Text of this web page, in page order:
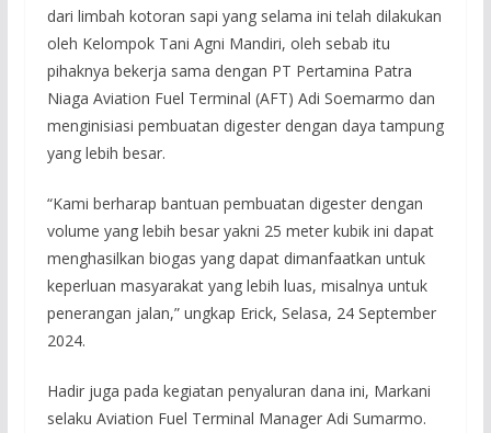
dari limbah kotoran sapi yang selama ini telah dilakukan
oleh Kelompok Tani Agni Mandiri, oleh sebab itu
pihaknya bekerja sama dengan PT Pertamina Patra
Niaga Aviation Fuel Terminal (AFT) Adi Soemarmo dan
menginisiasi pembuatan digester dengan daya tampung
yang lebih besar.
“Kami berharap bantuan pembuatan digester dengan
volume yang lebih besar yakni 25 meter kubik ini dapat
menghasilkan biogas yang dapat dimanfaatkan untuk
keperluan masyarakat yang lebih luas, misalnya untuk
penerangan jalan,” ungkap Erick, Selasa, 24 September
2024.
Hadir juga pada kegiatan penyaluran dana ini, Markani
selaku Aviation Fuel Terminal Manager Adi Sumarmo.